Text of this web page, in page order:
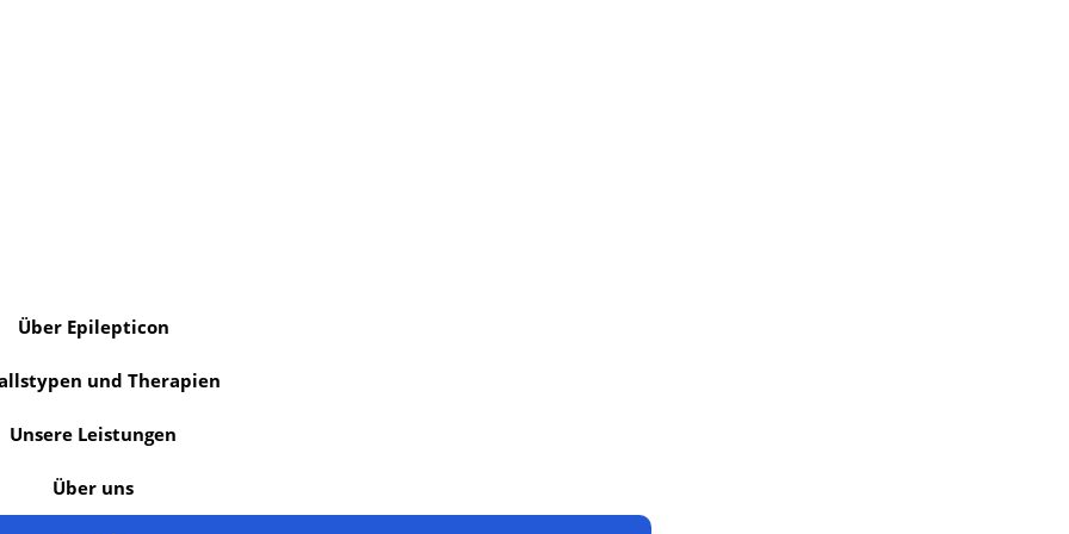
Über Epilepticon
und Therapien
Unsere Leistungen
Über uns